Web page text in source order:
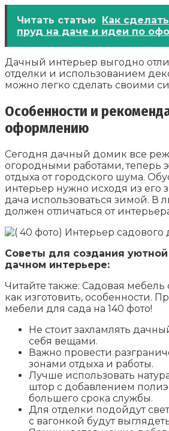
Читать статью
Как
пруд на даче и идеи по
Дачный интерьер выгодно
отделки и использованием
можно легко сделать своими
Особенности и
оформлению
Сегодня дачный домик все
огородными работами, теперь
отдыха от городского шума.
интерьер нужно исходя из его
дача использоваться зимой. В
должен отличаться от
Советы для создания
дачном интерьере:
Читайте также: Садовая
как изготовить, особенности.
мебели для сада на 140 фото!
Не стоит захламлять
себя вещами.
Важно провести
зонами отдыха и работы.
Лучше использовать
штор с добавлением
большего срока службы.
Для отделки подойдут
с вагонкой будут